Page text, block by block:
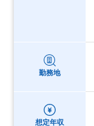
勤務地
想定年収